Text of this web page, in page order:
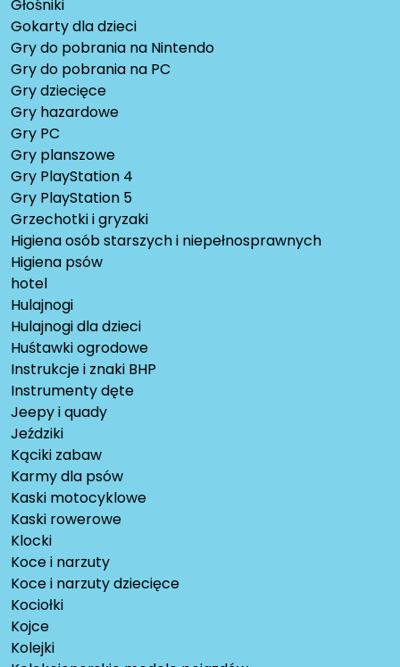
Głośniki
Gokarty dla dzieci
Gry do pobrania na Nintendo
Gry do pobrania na PC
Gry dziecięce
Gry hazardowe
Gry PC
Gry planszowe
Gry PlayStation 4
Gry PlayStation 5
Grzechotki i gryzaki
Higiena osób starszych i niepełnosprawnych
Higiena psów
hotel
Hulajnogi
Hulajnogi dla dzieci
Huśtawki ogrodowe
Instrukcje i znaki BHP
Instrumenty dęte
Jeepy i quady
Jeździki
Kąciki zabaw
Karmy dla psów
Kaski motocyklowe
Kaski rowerowe
Klocki
Koce i narzuty
Koce i narzuty dziecięce
Kociołki
Kojce
Kolejki